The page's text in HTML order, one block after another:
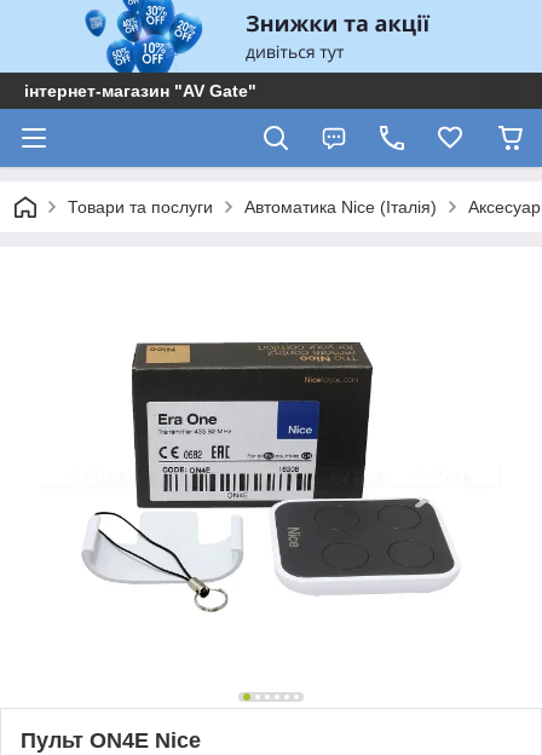
інтернет-магазин "AV Gate"
Товари та послуги Автоматика Nice (Італія)
Пульт ON4E Nice